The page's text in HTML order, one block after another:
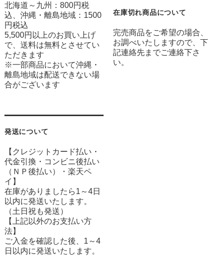
北海道～九州：800円税
込、沖縄・離島地域：1500
円税込
5,500円以上のお買い上げ
で、送料は無料とさせてい
ただきます
※一部商品において沖縄・
離島地域は配送できない場
合がございます
発送について
【クレジットカード払い・
代金引換・コンビニ後払い
（ＮＰ後払い）・楽天ペ
イ】
在庫がありましたら1～4日
以内に発送いたします。
（土日祝も発送）
【上記以外のお支払い方
法】
ご入金を確認した後、1～4
日以内に発送いたします。
在庫切れ商品について
完売商品をご希望の場合、
お調べいたしますので、下
記連絡先までご連絡下さ
い。